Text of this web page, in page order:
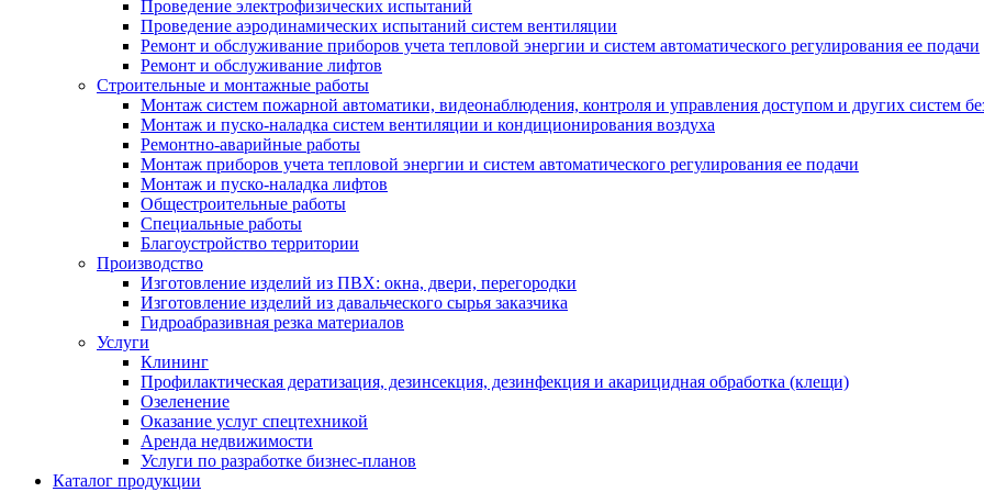
Проведение электрофизических испытаний
Проведение аэродинамических испытаний систем вентиляции
Ремонт и обслуживание приборов учета тепловой энергии и систем автоматического регулирования ее подачи
Ремонт и обслуживание лифтов
Строительные и монтажные работы
Монтаж систем пожарной автоматики, видеонаблюдения, контроля и управления доступом и других систем
Монтаж и пуско-наладка систем вентиляции и кондиционирования воздуха
Ремонтно-аварийные работы
Монтаж приборов учета тепловой энергии и систем автоматического регулирования ее подачи
Монтаж и пуско-наладка лифтов
Общестроительные работы
Специальные работы
Благоустройство территории
Производство
Изготовление изделий из ПВХ: окна, двери, перегородки
Изготовление изделий из давальческого сырья заказчика
Гидроабразивная резка материалов
Услуги
Клининг
Профилактическая дератизация, дезинсекция, дезинфекция и акарицидная обработка (клещи)
Озеленение
Оказание услуг спецтехникой
Аренда недвижимости
Услуги по разработке бизнес-планов
Каталог продукции